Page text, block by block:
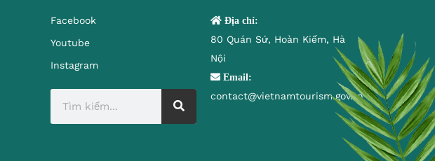
Facebook
Youtube
Instagram
Địa chỉ:
80 Quán Sứ, Hoàn Kiếm, Hà
Nội
Email:
contact@vietnamtourism.gov.vn